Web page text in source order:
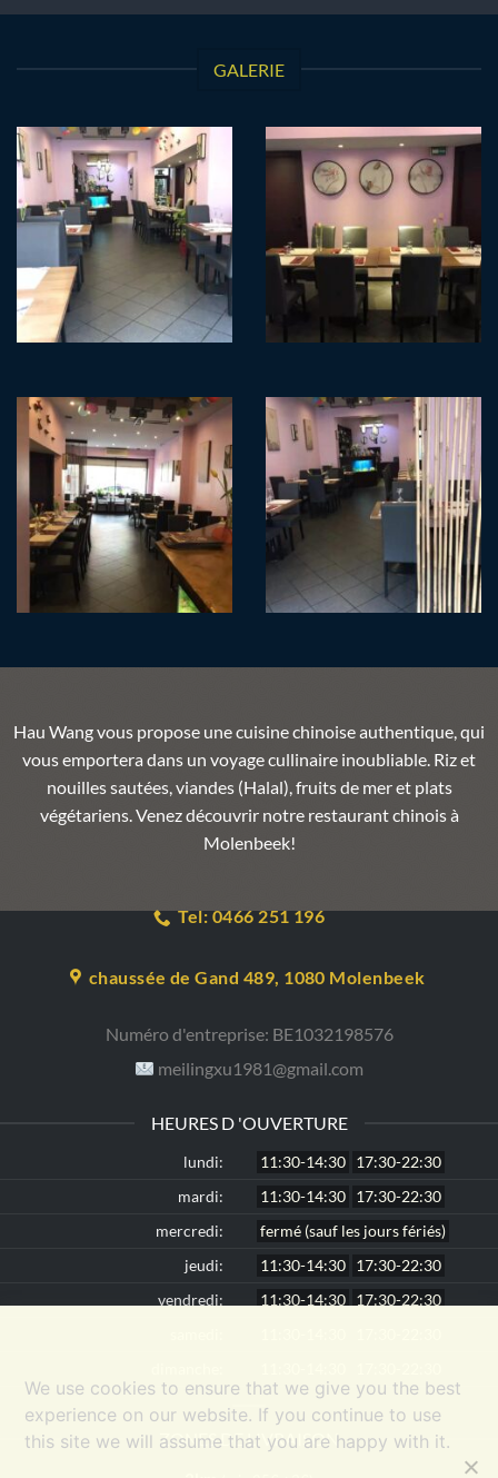
GALERIE
Hau Wang vous propose une cuisine chinoise authentique, qui
vous emportera dans un voyage cullinaire inoubliable. Riz et
nouilles sautées, viandes (Halal), fruits de mer et plats
végétariens. Venez découvrir notre restaurant chinois à
Molenbeek!
Tel: 0466 251 196
chaussée de Gand 489, 1080 Molenbeek
Numéro d'entreprise: BE1032198576
meilingxu1981@gmail.com
HEURES D 'OUVERTURE
lundi: 11:30-14:30 17:30-22:30
mardi:
11:30-14:30 17:30-22:30
mercredi:
fermé (sauf les jours fériés)
jeudi:
11:30-14:30 17:30-22:30
vendredi:
11:30-14:30 17:30-22:30
ZONES DE LIVRAISON
We use cookies to ensure that we give you the best
experience on our website. If you continue to use
this site we will assume that you are happy with it.